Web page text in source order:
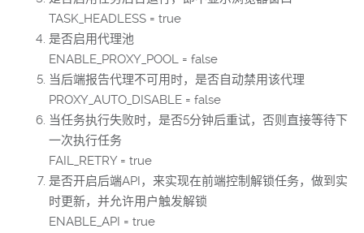
TASK_HEADLESS = true
是否启用代理池
ENABLE_PROXY_POOL = false
当后端报告代理不可用时，是否自动禁用该代理
PROXY_AUTO_DISABLE = false
当任务执行失败时，是否5分钟后重试，否则直接等待下
一次执行任务
FAIL_RETRY = true
是否开启后端API，来实现在前端控制解锁任务，做到实
时更新，并允许用户触发解锁
ENABLE_API = true